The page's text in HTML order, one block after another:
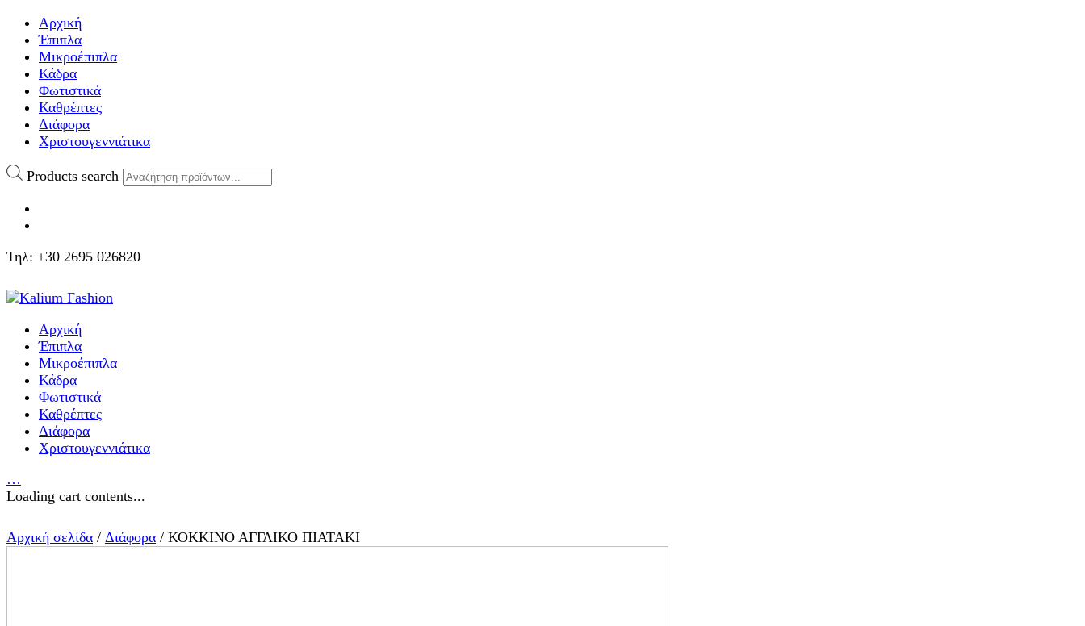
Αρχική
Έπιπλα
Μικροέπιπλα
Κάδρα
Φωτιστικά
Καθρέπτες
Διάφορα
Χριστουγεννιάτικα
Products search
Τηλ: +30 2695 026820
Αρχική
Έπιπλα
Μικροέπιπλα
Κάδρα
Φωτιστικά
Καθρέπτες
Διάφορα
Χριστουγεννιάτικα
…
Loading cart contents...
Αρχική σελίδα / Διάφορα / ΚΟΚΚΙΝΟ ΑΓΓΛΙΚΟ ΠΙΑΤΑΚΙ